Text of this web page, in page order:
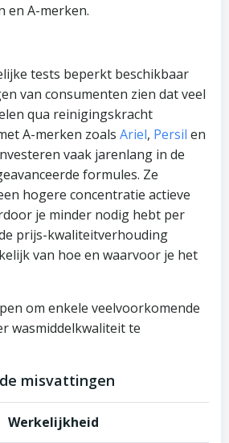
en A-merken.
tests beperkt beschikbaar
van consumenten zien dat veel
qua reinigingskracht
A-merken zoals Ariel, Persil en
vaak jarenlang in de
formules. Ze
hogere concentratie actieve
je minder nodig hebt per
prijs-kwaliteitverhouding
van hoe en waarvoor je het
om enkele veelvoorkomende
wasmiddelkwaliteit te
misvattingen
Werkelijkheid